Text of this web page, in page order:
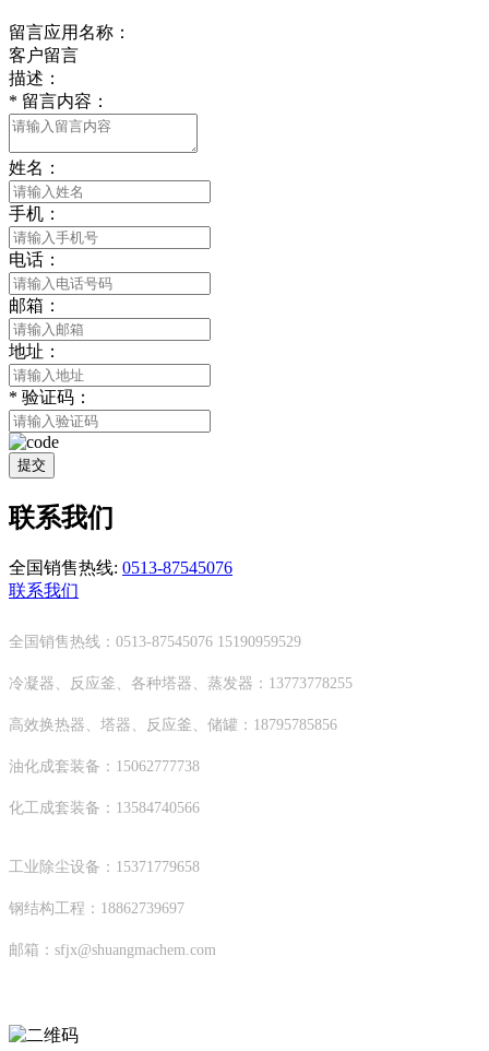
留言应用名称：
客户留言
描述：
* 留言内容：
姓名：
手机：
电话：
邮箱：
地址：
* 验证码：
提交
联系我们
全国销售热线: 0513-87545076
联系我们
全国销售热线：0513-87545076 15190959529
冷凝器、反应釜、各种塔器、蒸发器：13773778255
高效换热器、塔器、反应釜、储罐：18795785856
油化成套装备：15062777738
化工成套装备：13584740566
工业除尘设备：15371779658
钢结构工程：18862739697
邮箱：sfjx@shuangmachem.com